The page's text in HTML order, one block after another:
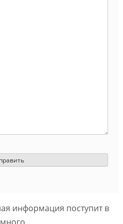
информация поступит в